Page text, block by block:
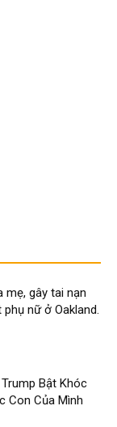
mẹ, gây tai nạn
nữ ở Oakland.
Bật Khóc
Con Của Mình